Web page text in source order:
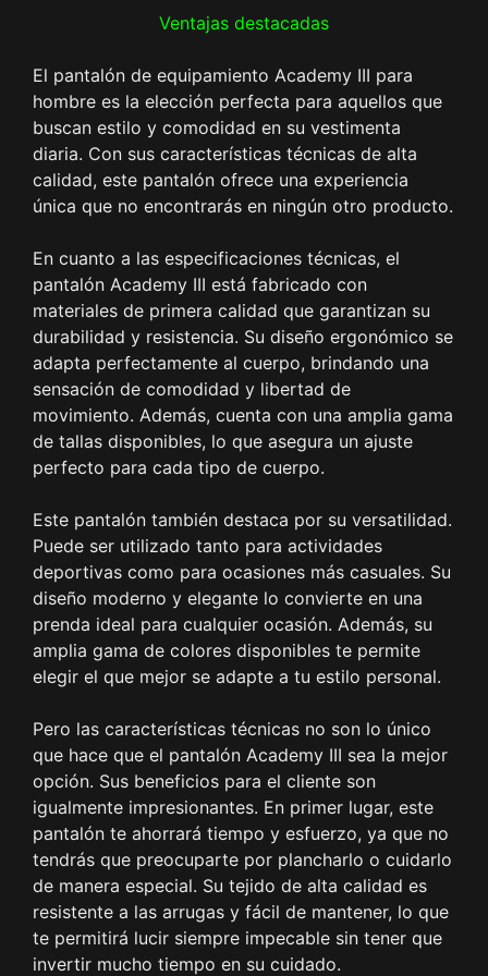
Ventajas destacadas
El pantalón de equipamiento Academy III para
hombre es la elección perfecta para aquellos que
buscan estilo y comodidad en su vestimenta
diaria. Con sus características técnicas de alta
calidad, este pantalón ofrece una experiencia
única que no encontrarás en ningún otro producto.
En cuanto a las especificaciones técnicas, el
pantalón Academy III está fabricado con
materiales de primera calidad que garantizan su
durabilidad y resistencia. Su diseño ergonómico se
adapta perfectamente al cuerpo, brindando una
sensación de comodidad y libertad de
movimiento. Además, cuenta con una amplia gama
de tallas disponibles, lo que asegura un ajuste
perfecto para cada tipo de cuerpo.
Este pantalón también destaca por su versatilidad.
Puede ser utilizado tanto para actividades
deportivas como para ocasiones más casuales. Su
diseño moderno y elegante lo convierte en una
prenda ideal para cualquier ocasión. Además, su
amplia gama de colores disponibles te permite
elegir el que mejor se adapte a tu estilo personal.
Pero las características técnicas no son lo único
que hace que el pantalón Academy III sea la mejor
opción. Sus beneficios para el cliente son
igualmente impresionantes. En primer lugar, este
pantalón te ahorrará tiempo y esfuerzo, ya que no
tendrás que preocuparte por plancharlo o cuidarlo
de manera especial. Su tejido de alta calidad es
resistente a las arrugas y fácil de mantener, lo que
te permitirá lucir siempre impecable sin tener que
invertir mucho tiempo en su cuidado.